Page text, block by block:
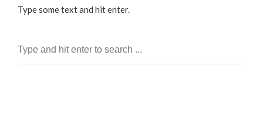
Type some text and hit enter.